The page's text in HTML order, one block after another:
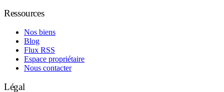
Ressources
Nos biens
Blog
Flux RSS
Espace propriétaire
Nous contacter
Légal